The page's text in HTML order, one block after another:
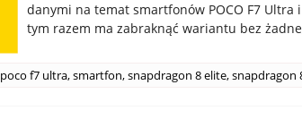
danymi na temat smartfonów POCO F7 Ultra i
tym razem ma zabraknąć wariantu bez
poco f7 ultra,smartfon,snapdragon 8 elite,snapdragon